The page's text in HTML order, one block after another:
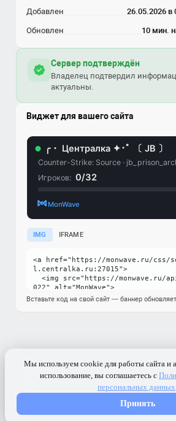
Добавлен 26.05.2026 в
Обновлен 10 мин.
Сервер подтверждён
Владелец подтвердил
актуальны.
Виджет для вашего сайта
IMG IFRAME
Вставьте код на свой сайт — баннер